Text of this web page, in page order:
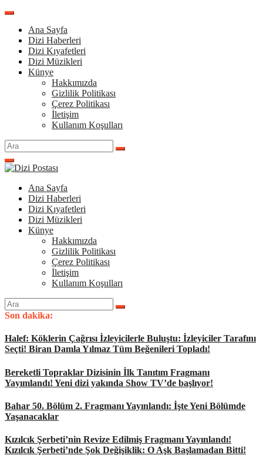
İçeriğe
Ana Sayfa
Dizi Haberleri
Dizi Kıyafetleri
Dizi Müzikleri
Künye
Hakkımızda
Gizlilik Politikası
Çerez Politikası
İletişim
Kullanım Koşulları
Arama
yap:
Ana Sayfa
Dizi Haberleri
Dizi Kıyafetleri
Dizi Müzikleri
Künye
Hakkımızda
Gizlilik Politikası
Çerez Politikası
İletişim
Kullanım Koşulları
Arama
yap:
Son dakika:
Halef: Köklerin Çağrısı İzleyicilerle Buluştu: İzleyiciler Tarafını
Seçti! Biran Damla Yılmaz Tüm Beğenileri Topladı!
Bereketli Topraklar Dizisinin İlk Tanıtım Fragmanı
Yayımlandı! Yeni dizi yakında Show TV’de başlıyor!
Bahar 50. Bölüm 2. Fragmanı Yayınlandı: İşte Yeni Bölümde
Yaşanacaklar
Kızılcık Şerbeti’nin Revize Edilmiş Fragmanı Yayınlandı!
Kızılcık Şerbeti’nde Şok Değişiklik: O Aşk Başlamadan Bitti!